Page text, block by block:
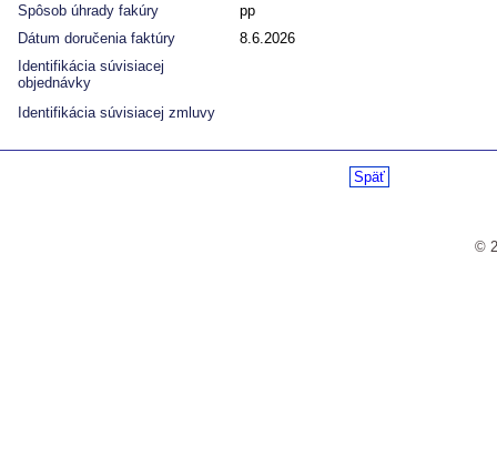
Spôsob úhrady fakúry
pp
Dátum doručenia faktúry
8.6.2026
Identifikácia súvisiacej
objednávky
Identifikácia súvisiacej zmluvy
Späť
©